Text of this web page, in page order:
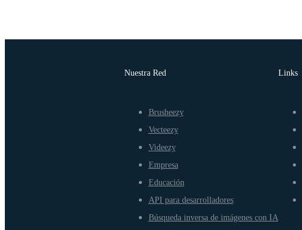
Nuestra Red
Brusheezy
Vecteezy
Videezy
Empresa
Educación
API para desarrolladores
Búsqueda inversa de imágenes con IA
Links